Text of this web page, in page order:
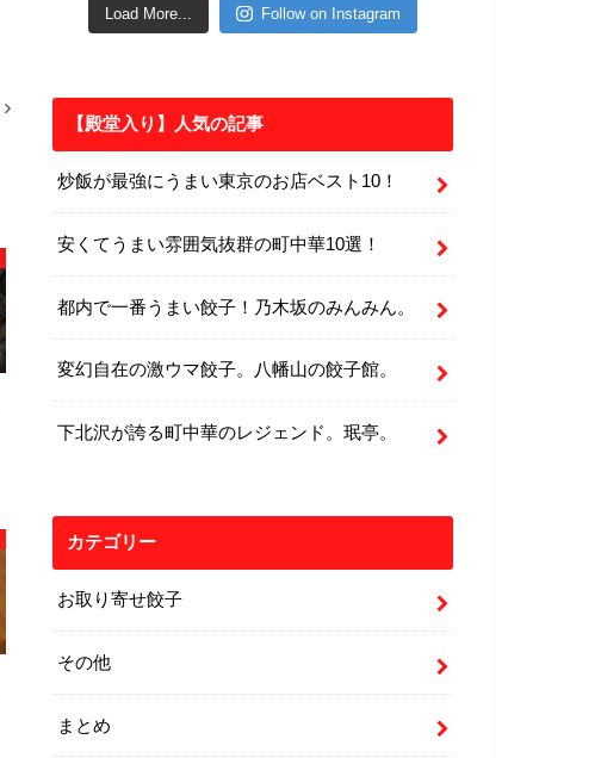
Load More... Follow on Instagram
【殿堂入り】人気の記事
炒飯が最強にうまい東京のお店ベスト10！
安くてうまい雰囲気抜群の町中華10選！
都内で一番うまい餃子！乃木坂のみんみん。
変幻自在の激ウマ餃子。八幡山の餃子館。
下北沢が誇る町中華のレジェンド。珉亭。
カテゴリー
お取り寄せ餃子
その他
まとめ